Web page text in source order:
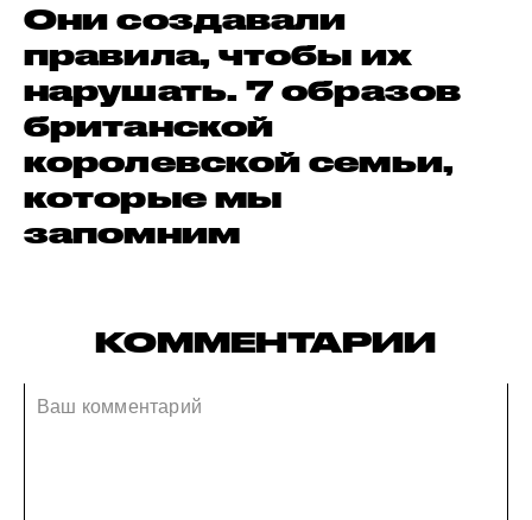
Они создавали
правила, чтобы их
нарушать. 7 образов
британской
королевской семьи,
которые мы
запомним
КОММЕНТАРИИ